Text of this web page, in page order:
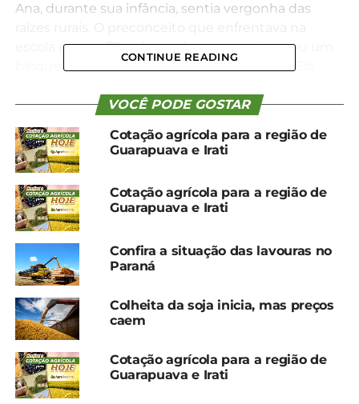
Ana, durante sua infância, sentia vergonha das
escola por ser filha de produtores rurais gerou um
bloqueio emocional em relação à atividade. Ela
que recebia no final do mês.
Tudo mudou em 2019, quando a produtora foi
convidada a participar de uma feira de bezerras. O
processo de cuidar diariamente de um animal e
prepará-lo para a feira despertou nela uma paixão
inesperada. “Foi quando eu tive uma virada de
chave na minha vida e eu percebi que eu gostava
mesmo daquilo, que era aquilo que eu queria para
minha vida. A partir desse momento eu me
CONTINUE READING
VOCÊ PODE GOSTAR
Cotação agrícola para a região de
Guarapuava e Irati
Cotação agrícola para a região de
Guarapuava e Irati
Confira a situação das lavouras no
Paraná
Colheita da soja inicia, mas preços
caem
Cotação agrícola para a região de
Guarapuava e Irati